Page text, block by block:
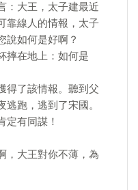
：大王，太子建最近
靠線人的情報，太子
說如何是好啊？
摔在地上：如何是
得了該情報。聽到父
跑，逃到了宋國。
定有同謀！
，大王對你不薄，為